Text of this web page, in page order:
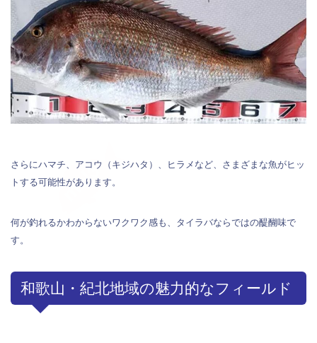
さらにハマチ、アコウ（キジハタ）、ヒラメなど、さまざまな魚がヒッ
トする可能性があります。
何が釣れるかわからないワクワク感も、タイラバならではの醍醐味で
す。
和歌山・紀北地域の魅力的なフィールド